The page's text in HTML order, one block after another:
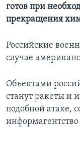
готов при
прекращения
Российские
случае
Объектами
станут ракеты и
подобной атаке,